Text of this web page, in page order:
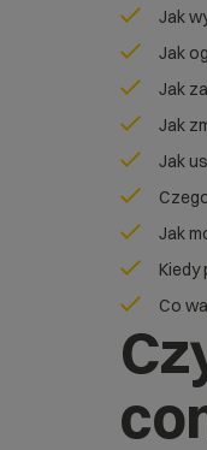
Jak
Jak
Jak
Jak
Jak
Jak
Co